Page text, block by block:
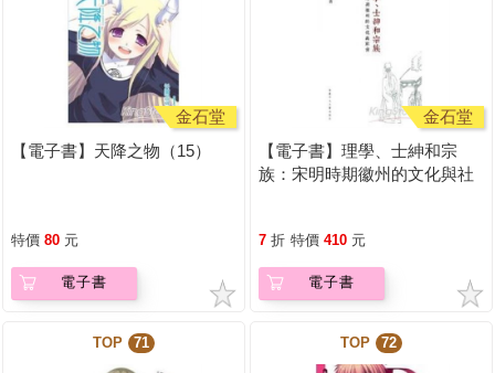
金石堂
【電子書】天降之物（15）
特價 80 元
電子書
金石堂
【電子書】理學、士紳和宗
族：宋明時期徽州的文化與社
7 折 特價 410 元
電子書
TOP 71 TOP 72